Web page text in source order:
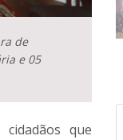
de
e 05
que